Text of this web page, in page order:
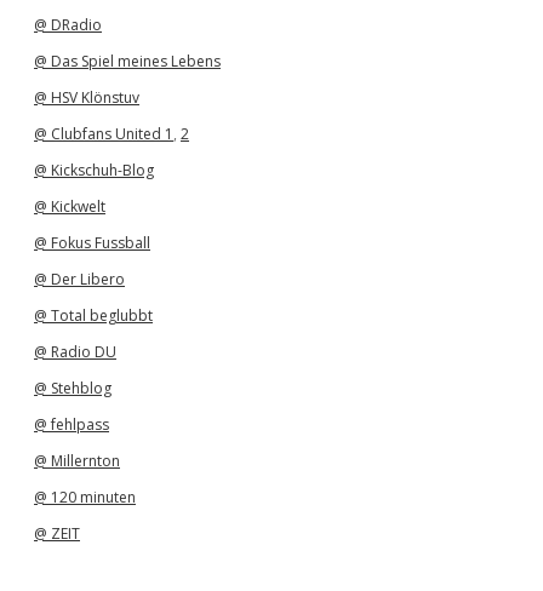
@ DRadio
@ Das Spiel meines Lebens
@ HSV Klönstuv
@ Clubfans United 1 , 2
@ Kickschuh-Blog
@ Kickwelt
@ Fokus Fussball
@ Der Libero
@ Total beglubbt
@ Radio DU
@ Stehblog
@ fehlpass
@ Millernton
@ 120 minuten
@ ZEIT